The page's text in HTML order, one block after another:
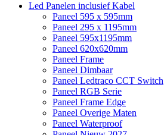
Led Panelen inclusief Kabel
Paneel 595 x 595mm
Paneel 295 x 1195mm
Paneel 595x1195mm
Paneel 620x620mm
Paneel Frame
Paneel Dimbaar
Paneel Ledtraco CCT Switch
Paneel RGB Serie
Paneel Frame Edge
Paneel Overige Maten
Paneel Waterproof